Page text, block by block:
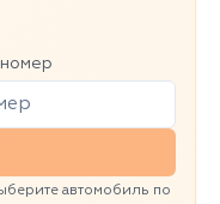
автомобиль по